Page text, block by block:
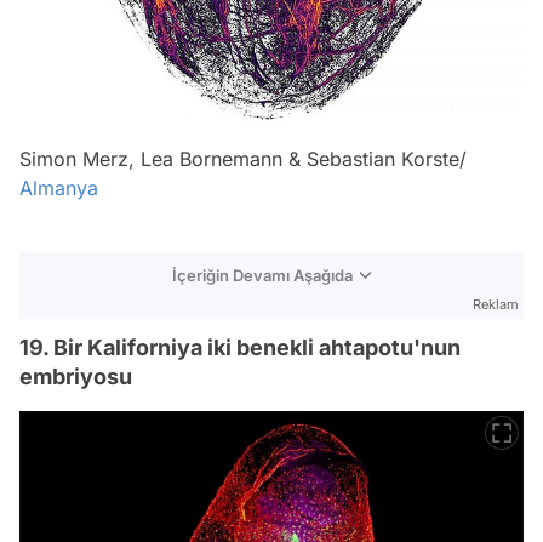
Simon Merz, Lea Bornemann & Sebastian Korste/
Almanya
İçeriğin Devamı Aşağıda
Reklam
19. Bir Kaliforniya iki benekli ahtapotu'nun
embriyosu